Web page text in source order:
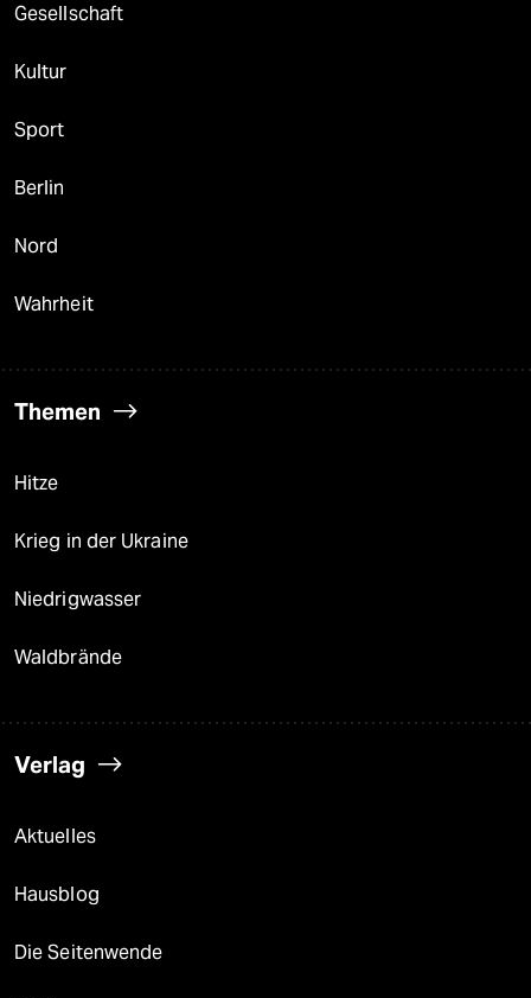
Gesellschaft
Kultur
Sport
Berlin
Nord
Wahrheit
Themen
Hitze
Krieg in der Ukraine
Niedrigwasser
Waldbrände
Verlag
Aktuelles
Hausblog
Die Seitenwende